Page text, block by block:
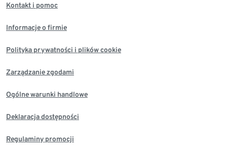
Kontakt i pomoc
Informacje o firmie
Polityka prywatności i plików cookie
Zarządzanie zgodami
Ogólne warunki handlowe
Deklaracja dostępności
Regulaminy promocji